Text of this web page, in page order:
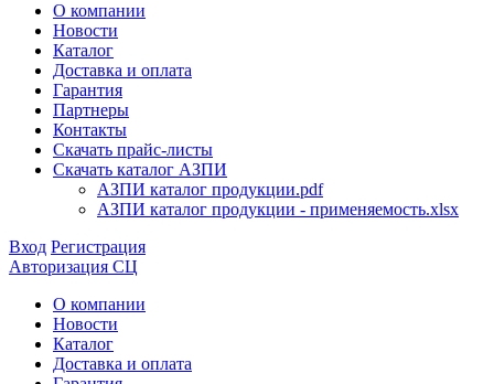
О компании
Новости
Каталог
Доставка и оплата
Гарантия
Партнеры
Контакты
Скачать прайс-листы
Скачать каталог АЗПИ
АЗПИ каталог продукции.pdf
АЗПИ каталог продукции - применяемость.xlsx
Вход Регистрация
Авторизация СЦ
О компании
Новости
Каталог
Доставка и оплата